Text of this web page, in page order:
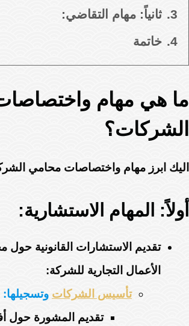
3.
ثانياً: مهام التقاضي:
4.
خاتمة
ما هي مهام
الشركات؟
اليك ابرز مهام واختصاصات محامي
أولاً: المهام الاستشارية:
تقديم الاستشارات القانونية
الأعمال التجارية للشركة:
تأسيس الشركات وتسجيلها:
تقديم المشورة حول